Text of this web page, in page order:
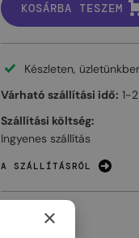
KOSÁRBA TESZEM
Készleten,
Várható szállítási idő: 1-
Szállítási költség:
Ingyenes szállítás
A SZÁLLÍTÁSRÓL
×